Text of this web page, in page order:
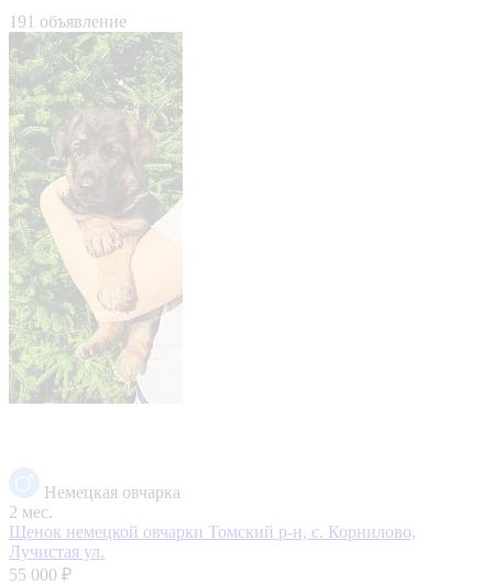
191 объявление
Немецкая овчарка
2 мес.
Щенок немецкой овчарки Томский р-н, с. Корнилово,
Лучистая ул.
55 000 ₽